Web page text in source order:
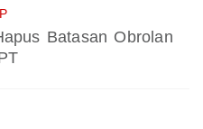
Batasan Obrolan